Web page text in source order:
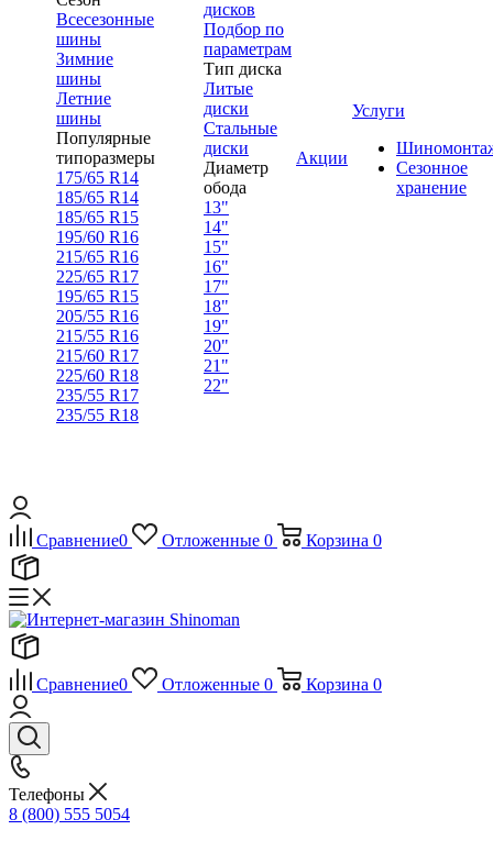
Всесезонные
шины
Зимние
шины
Летние
шины
Популярные
типоразмеры
175/65 R14
185/65 R14
185/65 R15
195/60 R16
215/65 R16
225/65 R17
195/65 R15
205/55 R16
215/55 R16
215/60 R17
225/60 R18
235/55 R17
235/55 R18
дисков
Подбор по
параметрам
Тип диска
Литые
диски
Стальные
диски
Диаметр
обода
13"
14"
15"
16"
17"
18"
19"
20"
21"
22"
Акции
Услуги
Сезонное
хранение
Сравнение0 Отложенные 0 Корзина 0
Сравнение0 Отложенные 0 Корзина 0
Телефоны
8 (800) 555 5054